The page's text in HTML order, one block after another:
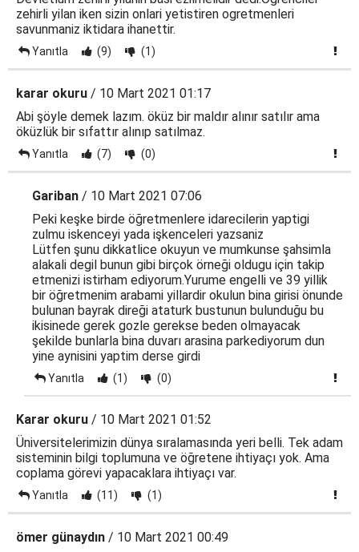
zehirli yilan iken sizin onlari yetistiren ogretmenleri
savunmaniz iktidara ihanettir.
Yanıtla (9) (1)
karar okuru / 10 Mart 2021 01:17
Abi şöyle demek lazım. öküz bir maldır alınır satılır ama
öküzlük bir sıfattır alınıp satılmaz.
Yanıtla (7) (0)
Gariban / 10 Mart 2021 07:06
Peki keşke birde öğretmenlere idarecilerin yaptigi
zulmu iskenceyi yada işkenceleri yazsaniz
Lütfen şunu dikkatlice okuyun ve mumkunse şahsimla
alakali degil bunun gibi birçok örneği oldugu için takip
etmenizi istirham ediyorum.Yurume engelli ve 39 yillik
bir öğretmenim arabami yillardir okulun bina girisi önunde
bulunan bayrak direği ataturk bustunun bulunduğu bu
ikisinede gerek gozle gerekse beden olmayacak
şekilde bunlarla bina duvarı arasina parkediyorum dun
yine aynisini yaptim derse girdi
Yanıtla (1) (0)
Karar okuru / 10 Mart 2021 01:52
Üniversitelerimizin dünya sıralamasında yeri belli. Tek adam
sisteminin bilgi toplumuna ve öğretene ihtiyaçı yok. Ama
coplama görevi yapacaklara ihtiyaçı var.
Yanıtla (11) (1)
ömer günaydın / 10 Mart 2021 00:49